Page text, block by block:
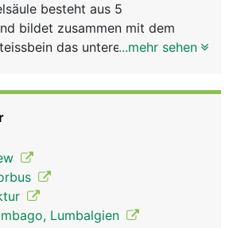
besteht aus 5
bildet zusammen mit dem
das untere Ende der
Aus den Lendenwirbeln
des Körpers aus, der
Rückseite der Beine bis zu den
der Lendenwirbelsäule endet
...mehr sehen
Lumbalgien